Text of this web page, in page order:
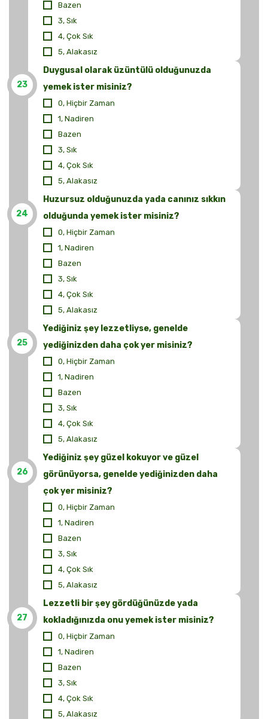
Bazen
3, Sık
4, Çok Sık
5, Alakasız
23
Duygusal olarak üzüntülü olduğunuzda
yemek ister misiniz?
0, Hiçbir Zaman
1, Nadiren
Bazen
3, Sık
4, Çok Sık
5, Alakasız
24
Huzursuz olduğunuzda yada canınız sıkkın
olduğunda yemek ister misiniz?
0, Hiçbir Zaman
1, Nadiren
Bazen
3, Sık
4, Çok Sık
5, Alakasız
25
Yediğiniz şey lezzetliyse, genelde
yediğinizden daha çok yer misiniz?
0, Hiçbir Zaman
1, Nadiren
Bazen
3, Sık
4, Çok Sık
5, Alakasız
26
Yediğiniz şey güzel kokuyor ve güzel
görünüyorsa, genelde yediğinizden daha
çok yer misiniz?
0, Hiçbir Zaman
1, Nadiren
Bazen
3, Sık
4, Çok Sık
5, Alakasız
27
Lezzetli bir şey gördüğünüzde yada
kokladığınızda onu yemek ister misiniz?
0, Hiçbir Zaman
1, Nadiren
Bazen
3, Sık
4, Çok Sık
5, Alakasız